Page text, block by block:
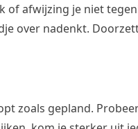
of afwijzing je niet
over nadenkt.
zoals gepland.